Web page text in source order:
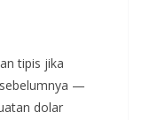
tipis jika
—
dolar